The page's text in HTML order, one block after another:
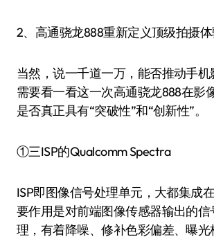
2、高通骁龙888重新定义顶级拍摄
当然，说一千道一万，能否推动手
需要看一看这一次高通骁龙888在影
是否真正具有“突破性”和“创新性”。
①三ISP的Qualcomm Spectra
ISP即图像信号处理单元，大都集成
要作用是对前端图像传感器输出的信
理，有着降噪、修补色彩偏差、曝